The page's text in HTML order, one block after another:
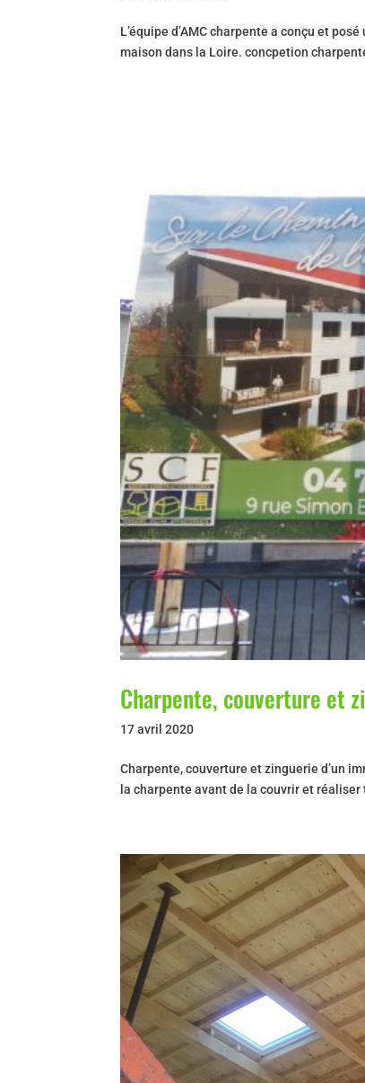
L’équipe d’AMC charpente a conçu et
maison dans la Loire. concpetion
Charpente, couverture et
17 avril 2020
Charpente, couverture et zinguerie d’un
la charpente avant de la couvrir et